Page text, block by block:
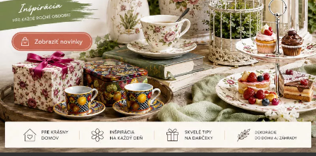
5,75 €
8,22€
15,30 €
21,84€
AKCIA
SKLADOM
-30%
AKCIA
SKLADOM
-30%